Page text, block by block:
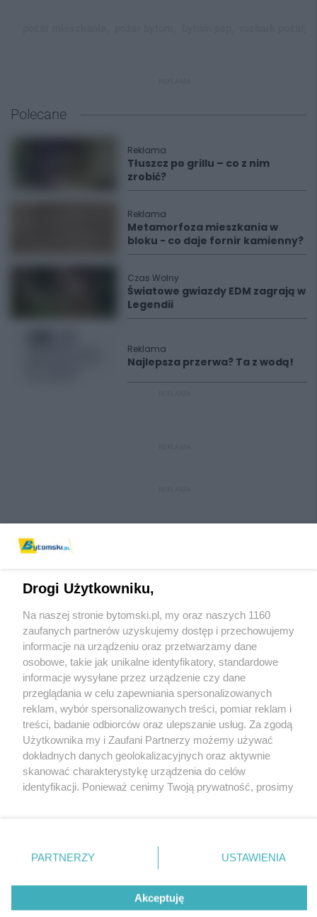
Polecane
Reklama
Tłuszcz po grillu – co z nim
zrobić?
Reklama
Metamorfoza mieszkania w
bloku - co daje fornir kamienny?
Czas Wolny
Światowe gwiazdy EDM zagrają w
Legendii
Reklama
Najlepsza przerwa? Ta z wodą!
Wydawca mediów lokalnych
Nie zapomnij
zapoznać się z:
polityką prywatności regulamin korzystania z portali
Twojemiasto
Piekary Śląskie
Chorzów
Tarnowskie Góry
Gliwice
Skontaktuj sięz nami
Kontakt
Wydawca
Pogoda
Drogi Użytkowniku,
Na naszej stronie bytomski.pl, my oraz naszych 1160
zaufanych partnerów uzyskujemy dostęp i przechowujemy
informacje na urządzeniu oraz przetwarzamy dane
osobowe, takie jak unikalne identyfikatory, standardowe
informacje wysyłane przez urządzenie czy dane
przeglądania w celu zapewniania spersonalizowanych
reklam, wybór spersonalizowanych treści, pomiar reklam i
treści, badanie odbiorców oraz ulepszanie usług. Za zgodą
Użytkownika my i Zaufani Partnerzy możemy używać
dokładnych danych geolokalizacyjnych oraz aktywnie
skanować charakterystykę urządzenia do celów
identyfikacji. Ponieważ cenimy Twoją prywatność, prosimy
prywatności znajdujący się w lewym dolnym rogu strony
. Niektóre rodzaje przetwarzania danych nie wymagają
zgody użytkownika, ale masz prawo sprzeciwić się
takiemu przetwarzaniu. Preferencje będą miały
zastosowania tylko na tej witrynie.
PARTNERZY USTAWIENIA
Akceptuję